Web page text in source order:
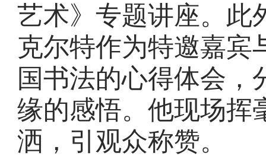
艺术》专题讲座。此
克尔特作为特邀嘉宾
国书法的心得体会，
缘的感悟。他现场挥
洒，引观众称赞。